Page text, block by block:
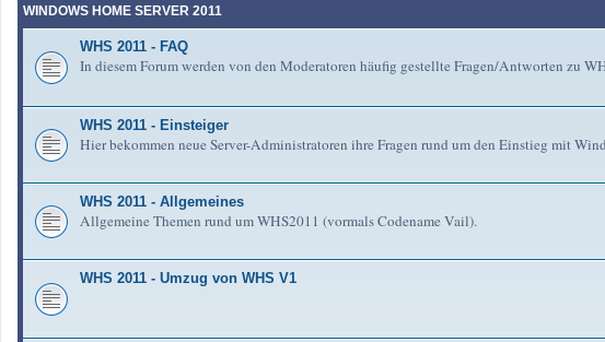
WINDOWS HOME SERVER 2011
WHS 2011 - FAQ
In diesem Forum werden von den Moderatoren häufig gestellte Fragen/Antworten zu
WHS 2011 - Einsteiger
Hier bekommen neue Server-Administratoren ihre Fragen rund um den Einstieg mit
WHS 2011 - Allgemeines
Allgemeine Themen rund um WHS2011 (vormals Codename Vail).
WHS 2011 - Umzug von WHS V1